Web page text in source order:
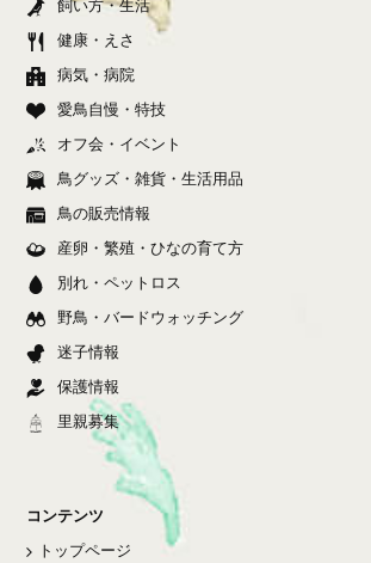
飼い方・生活
健康・えさ
病気・病院
愛鳥自慢・特技
オフ会・イベント
鳥グッズ・雑貨・生活用品
鳥の販売情報
産卵・繁殖・ひなの育て方
別れ・ペットロス
野鳥・バードウォッチング
迷子情報
保護情報
里親募集
コンテンツ
トップページ